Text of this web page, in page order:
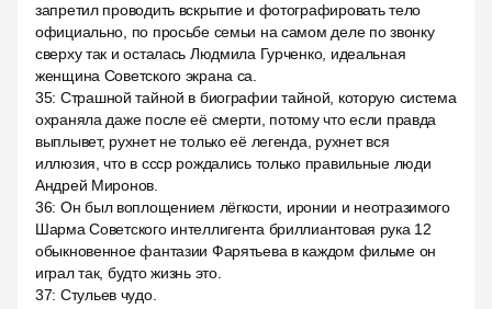
запретил проводить вскрытие и фотографировать тело
официально, по просьбе семьи на самом деле по звонку
сверху так и осталась Людмила Гурченко, идеальная
женщина Советского экрана са.
35: Страшной тайной в биографии тайной, которую система
охраняла даже после её смерти, потому что если правда
выплывет, рухнет не только её легенда, рухнет вся
иллюзия, что в ссср рождались только правильные люди
Андрей Миронов.
36: Он был воплощением лёгкости, иронии и неотразимого
Шарма Советского интеллигента бриллиантовая рука 12
обыкновенное фантазии Фарятьева в каждом фильме он
играл так, будто жизнь это.
37: Стульев чудо.